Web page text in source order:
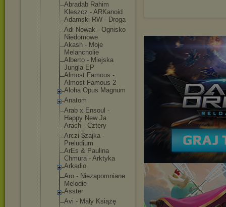
Abradab Rahim
Kleszcz - ARKanoid
Adamski RW - Droga
Adi Nowak - Ognisko
Niedomowe
Akash - Moje
Melancholie
Alberto - Miejska
Jungla EP
Almost Famous -
Almost Famous 2
Aloha Opus Magnum
Anatom
Arab x Ensoul -
Happy New Ja
Arach - Cztery
Arczi $zajka -
Preludium
ArEs & Paulina
Chmura - Arktyka
Arkadio
Aro - Niezapomniane
Melodie
Asster
Avi - Mały Książę